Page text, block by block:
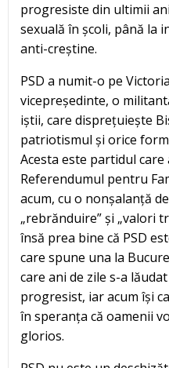
progresiste din ultimii
sexuală în școli, până la
anti-creștine.
PSD a numit-o pe
vicepreședinte, o
iștii, care disprețuiește
patriotismul și orice
Acesta este partidul
Referendumul pentru
acum, cu o nonșalanță
„rebrănduire” și „valori
însă prea bine că PSD
care spune una la
care ani de zile s-a
progresist, iar acum își
în speranța că oamenii
glorios.